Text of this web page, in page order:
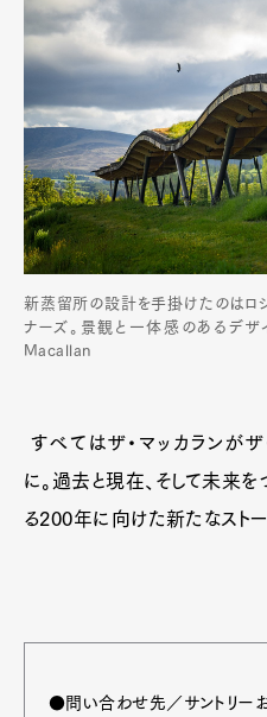
新蒸留所の設計を手掛けたのはロジ
ナーズ。景観と一体感のあるデ
Macallan
すべてはザ・マッカランが
に。過去と現在、そして未来
る200年に向けた新たなストー
●問い合わせ先／サントリー